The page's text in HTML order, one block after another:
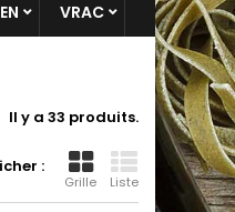
VRAC
Il y a 33 produits.
:
Grille Liste